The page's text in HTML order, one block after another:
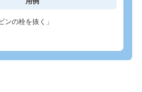
ンの栓を抜く」